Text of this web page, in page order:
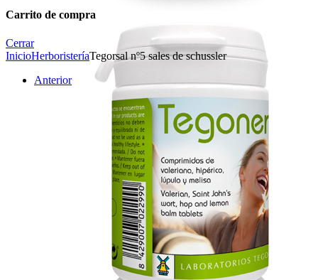
Carrito de compra
Cerrar
InicioHerboristeríaTegorsal nº5 sales de schussler
Anterior